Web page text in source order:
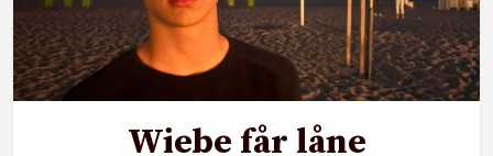
Wiebe får låne